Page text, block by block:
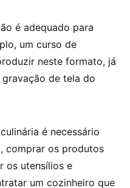
é adequado para
um curso de
neste formato, já
de tela do
é necessário
comprar os produtos
os utensílios e
um cozinheiro que